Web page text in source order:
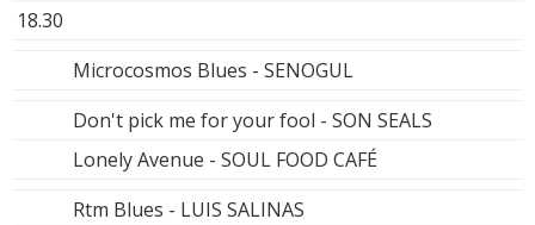
18.30
Microcosmos Blues - SENOGUL
Don't pick me for your fool - SON SEALS
Lonely Avenue - SOUL FOOD CAFÉ
Rtm Blues - LUIS SALINAS